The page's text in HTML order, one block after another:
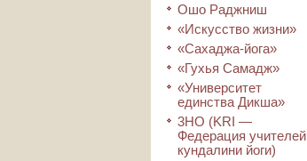
Ошо Раджниш
«Искусство жизни»
«Сахаджа-йога»
«Гухья Самадж»
«Университет
единства Дикша»
3HO (KRI ―
Федерация учителей
кундалини йоги)